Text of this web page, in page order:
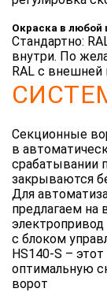
Окраска в любой
Стандартно:
внутри. По
RAL с внешней
Секционные
в
срабатывании
закрываются
Для
предлагаем
с блоком
HS140-S –
оптимальную
ворот